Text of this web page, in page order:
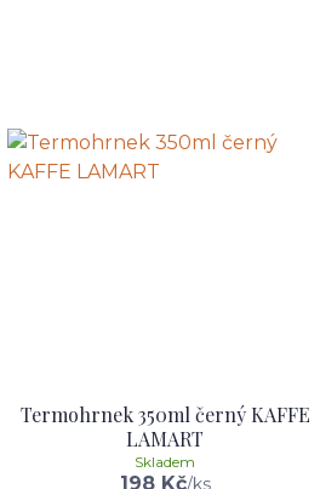
Termohrnek 350ml černý KAFFE
LAMART
198 Kč/ks
Skladem